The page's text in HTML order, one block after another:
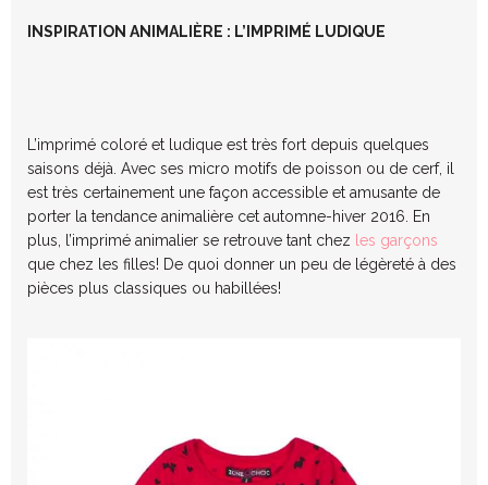
INSPIRATION ANIMALIÈRE : L’IMPRIMÉ LUDIQUE
L’imprimé coloré et ludique est très fort depuis quelques
saisons déjà. Avec ses micro motifs de poisson ou de cerf, il
est très certainement une façon accessible et amusante de
porter la tendance animalière cet automne-hiver 2016. En
plus, l’imprimé animalier se retrouve tant chez les garçons
que chez les filles! De quoi donner un peu de légèreté à des
pièces plus classiques ou habillées!